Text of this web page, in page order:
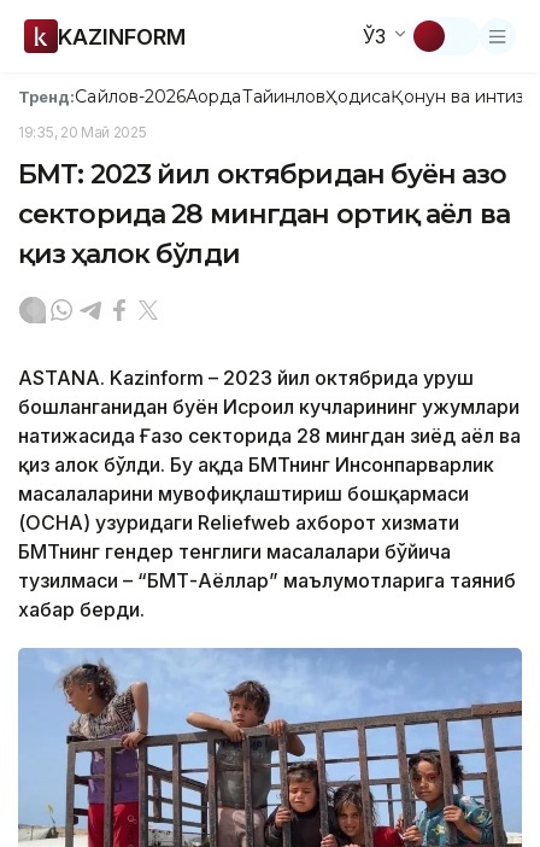
KAZINFORM ЎЗ
Тренд:Сайлов-2026АқордаТайинловҲодисаҚонун ва
19:35, 20 Май 2025
БМТ: 2023 йил октябридан буён Ғазо
секторида 28 мингдан ортиқ аёл ва
қиз ҳалок бўлди
ASTANA. Kazinform – 2023 йил октябрида уруш
бошланганидан буён Исроил кучларининг ҳужумлари
натижасида Ғазо секторида 28 мингдан зиёд аёл ва
қиз ҳалок бўлди. Бу ҳақда БМТнинг Инсонпарварлик
масалаларини мувофиқлаштириш бошқармаси
(OCHA) ҳузуридаги Reliefweb ахборот хизмати
БМТнинг гендер тенглиги масалалари бўйича
тузилмаси – “БМТ-Аёллар” маълумотларига таяниб
хабар берди.